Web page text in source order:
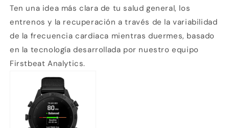
Ten una idea más clara de tu salud general, los
entrenos y la recuperación a través de la variabilidad
de la frecuencia cardiaca mientras duermes, basado
en la tecnología desarrollada por nuestro equipo
Firstbeat Analytics.